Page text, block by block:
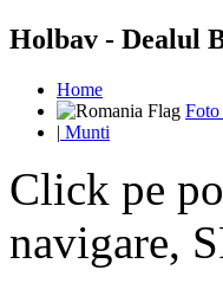
Holbav - Dealul
Home
Foto
| Munti
Click pe
navigare,